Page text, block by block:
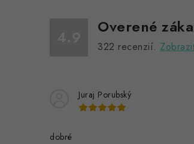
Overené
322 recenzií.
Juraj Porubský
dobré